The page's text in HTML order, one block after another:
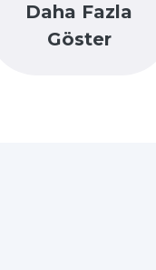
Daha Fazla
Göster